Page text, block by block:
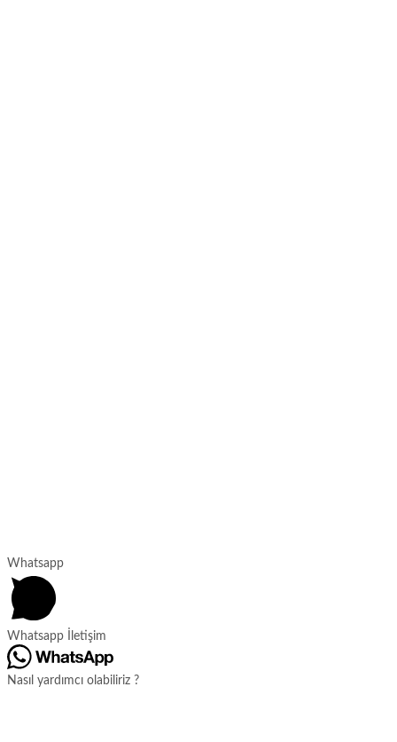
Whatsapp
Whatsapp İletişim
Nasıl yardımcı olabiliriz ?